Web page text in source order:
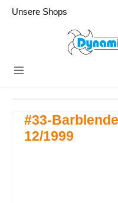
springen
Unsere Shops
#33-
12/1999